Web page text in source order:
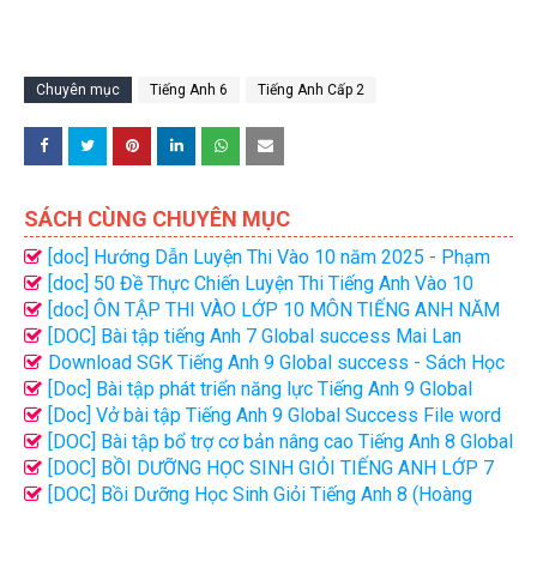
Chuyên mục Tiếng Anh 6 Tiếng Anh Cấp 2
SÁCH CÙNG CHUYÊN MỤC
[doc] Hướng Dẫn Luyện Thi Vào 10 năm 2025 - Phạm
Thị Mai Phương
[doc] 50 Đề Thực Chiến Luyện Thi Tiếng Anh Vào 10
năm 2025 - Bùi Văn Vinh
[doc] ÔN TẬP THI VÀO LỚP 10 MÔN TIẾNG ANH NĂM
2025-2026 NGUYỄN THỊ CHI
[DOC] Bài tập tiếng Anh 7 Global success Mai Lan
Hương - Hà Thanh Uyên file word có đáp án
Download SGK Tiếng Anh 9 Global success - Sách Học
Sinh Bản đẹp | PDF
[Doc] Bài tập phát triển năng lực Tiếng Anh 9 Global
Success file word có đáp án
[Doc] Vở bài tập Tiếng Anh 9 Global Success File word
có đáp án
[DOC] Bài tập bổ trợ cơ bản nâng cao Tiếng Anh 8 Global
success tập 1, 2 - Bùi Văn Vinh
[DOC] BỒI DƯỠNG HỌC SINH GIỎI TIẾNG ANH LỚP 7
(Theo chương trình SGK mới)
[DOC] Bồi Dưỡng Học Sinh Giỏi Tiếng Anh 8 (Hoàng